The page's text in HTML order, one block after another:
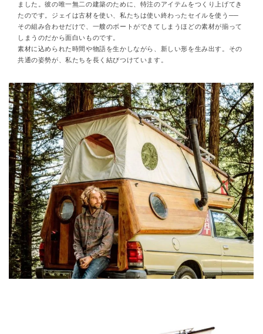
ました。彼の唯一無二の建築のために、特注のアイテムをつくり上げてき
たのです。ジェイは古材を使い、私たちは使い終わったセイルを使う──
その組み合わせだけで、一艘のボートができてしまうほどの素材が揃って
しまうのだから面白いものです。
素材に込められた時間や物語を生かしながら、新しい形を生み出す。その
共通の姿勢が、私たちを長く結びつけています。